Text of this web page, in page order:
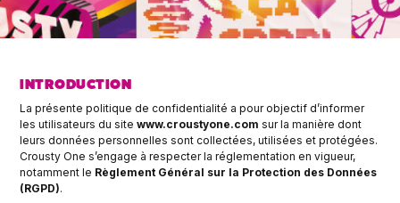
INTRODUCTION
La présente politique de confidentialité a pour objectif d’informer
les utilisateurs du sitewww.croustyone.com sur la manière dont
leurs données personnelles sont collectées, utilisées et protégées.
Crousty One s’engage à respecter la réglementation en vigueur,
notamment le Règlement Général sur la Protection des Données
(RGPD).